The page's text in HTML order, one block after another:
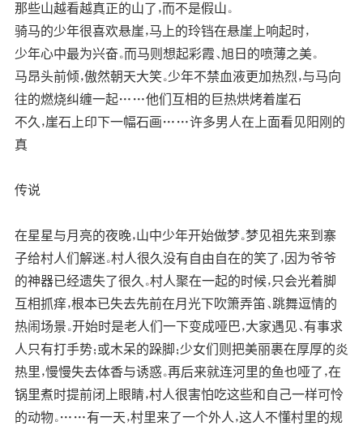
那些山越看越真正的山了，而不是假山。
骑马的少年很喜欢悬崖，马上的玲铛在悬崖上响起时，
少年心中最为兴奋。而马则想起彩霞、旭日的喷薄之美。
马昂头前倾，傲然朝天大笑。少年不禁血液更加热烈，与马向
往的燃烧纠缠一起……他们互相的巨热烘烤着崖石
不久，崖石上印下一幅石画……许多男人在上面看见阳刚的
真
传说
在星星与月亮的夜晚，山中少年开始做梦。梦见祖先来到寨
子给村人们解迷。村人很久没有自由自在的笑了，因为爷爷
的神器已经遗失了很久。村人聚在一起的时候，只会光着脚
互相抓痒，根本已失去先前在月光下吹箫弄笛、跳舞逗情的
热闹场景。开始时是老人们一下变成哑巴，大家遇见、有事求
人只有打手势；或木呆的跺脚；少女们则把美丽裹在厚厚的炎
热里，慢慢失去体香与诱惑。再后来就连河里的鱼也哑了，在
锅里煮时提前闭上眼睛，村人很害怕吃这些和自己一样可怜
的动物。……有一天，村里来了一个外人，这人不懂村里的规